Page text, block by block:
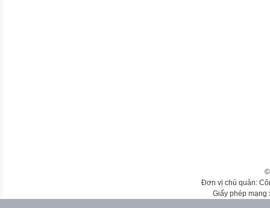
Đơn vị chủ quản:
Giấy phép mạng